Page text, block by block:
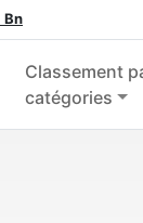
Bn
Classement
catégories